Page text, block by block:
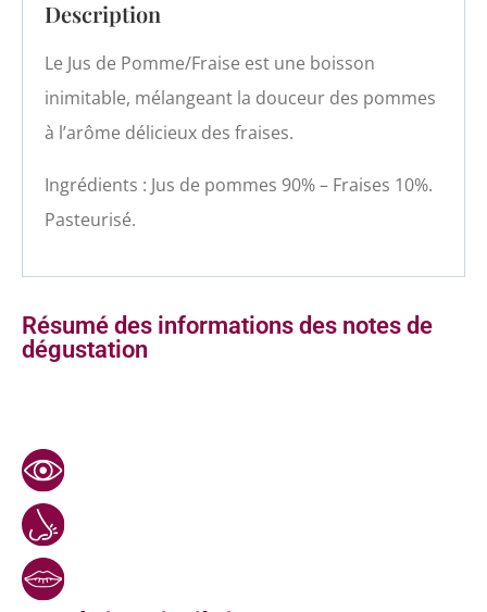
Description
Le Jus de Pomme/Fraise est une boisson
inimitable, mélangeant la douceur des pommes
à l’arôme délicieux des fraises.
Ingrédients : Jus de pommes 90% – Fraises 10%.
Pasteurisé.
Résumé des informations des notes de
dégustation